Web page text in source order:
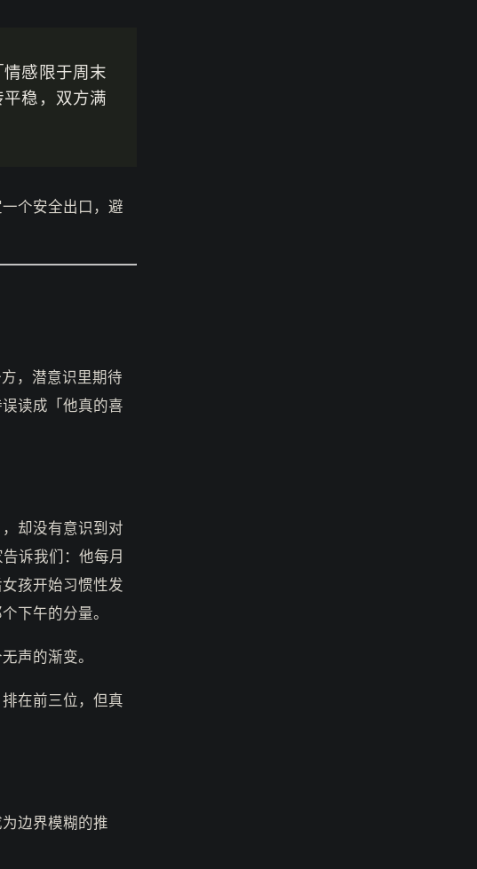
感限于周末
稳，双方满
个安全出口，避
，潜意识里期待
读成「他真的喜
却没有意识到对
诉我们：他每月
孩开始习惯性发
下午的分量。
声的渐变。
在前三位，但真
边界模糊的推